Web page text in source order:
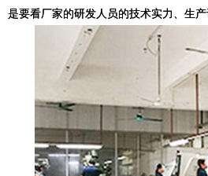
是要看厂家的研发人员的技术实力、生产